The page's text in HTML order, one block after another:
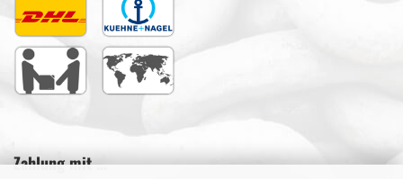
Zahlung mit ...